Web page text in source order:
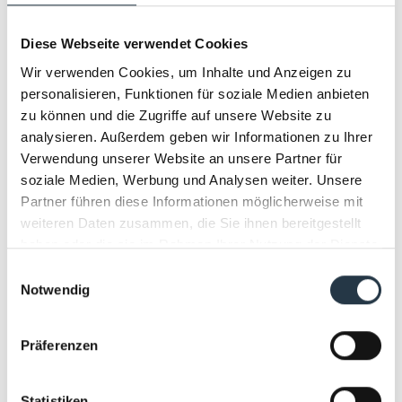
Diese Webseite verwendet Cookies
Wir verwenden Cookies, um Inhalte und Anzeigen zu
personalisieren, Funktionen für soziale Medien anbieten
zu können und die Zugriffe auf unsere Website zu
analysieren. Außerdem geben wir Informationen zu Ihrer
Verwendung unserer Website an unsere Partner für
soziale Medien, Werbung und Analysen weiter. Unsere
Partner führen diese Informationen möglicherweise mit
weiteren Daten zusammen, die Sie ihnen bereitgestellt
haben oder die sie im Rahmen Ihrer Nutzung der Dienste
Notwendig
Präferenzen
rund 1,8 Milliarden Euro zu den großen
familiengeführten Unternehmen der
Lebensmittel- und Heimtiernahrungsbranche
in Deutschland. Das Unternehmen ist in
vierter Generation im Familienbesitz und in
den Bereichen Human Food
(Fleischveredelung, Feinkost, Fertiggerichte)
und Pet Food (Heimtiernahrung für Marken
und Handelsmarken) aktiv. Rund 3.500
Mitarbeiterinnen und Mitarbeiter arbeiten an
nationalen und internationalen Standorten für